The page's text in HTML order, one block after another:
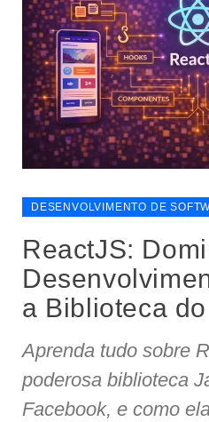
DESENVOLVIMENTO DE
ReactJS:
a Biblioteca
Aprenda tudo sobre
poderosa biblioteca
Facebook, e como